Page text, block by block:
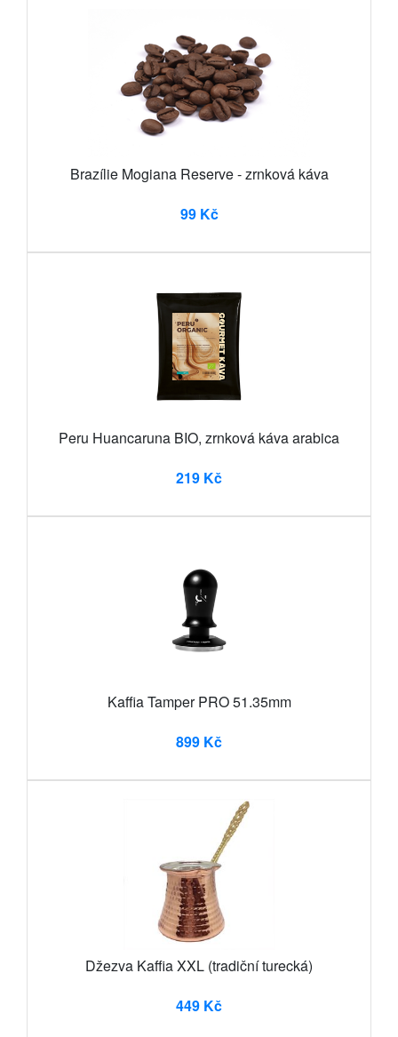
Brazílie Mogiana Reserve - zrnková káva
99 Kč
Peru Huancaruna BIO, zrnková káva arabica
219 Kč
Kaffia Tamper PRO 51.35mm
899 Kč
Džezva Kaffia XXL (tradiční turecká)
449 Kč